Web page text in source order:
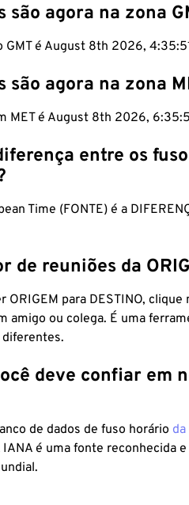
são agora na zona
GMT é August 8th 2026,
são agora na zona
MET é August 8th 2026,
entre os
Time (FONTE) é a
de reuniões da
ORIGEM para DESTINO,
amigo ou colega. É uma
deve confiar em
de dados de fuso horário
é uma fonte reconhecida